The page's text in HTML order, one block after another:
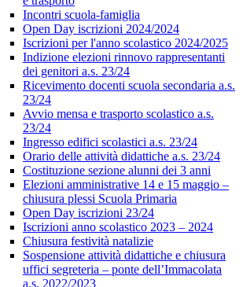
Incontri scuola-famiglia
Open Day iscrizioni 2024/2024
Iscrizioni per l'anno scolastico 2024/2025
Indizione elezioni rinnovo rappresentanti
dei genitori a.s. 23/24
Ricevimento docenti scuola secondaria a.s.
23/24
Avvio mensa e trasporto scolastico a.s.
23/24
Ingresso edifici scolastici a.s. 23/24
Orario delle attività didattiche a.s. 23/24
Costituzione sezione alunni dei 3 anni
Elezioni amministrative 14 e 15 maggio –
chiusura plessi Scuola Primaria
Open Day iscrizioni 23/24
Iscrizioni anno scolastico 2023 – 2024
Chiusura festività natalizie
Sospensione attività didattiche e chiusura
uffici segreteria – ponte dell’Immacolata
a.s. 2022/2023